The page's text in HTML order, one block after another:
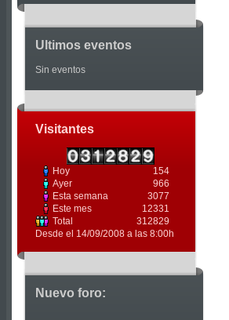
Ultimos eventos
Sin eventos
Visitantes
Hoy
154
Ayer
966
Esta semana
3077
Este mes
12331
Total
312829
Desde el 14/09/2008 a las 8:00h
Nuevo foro: